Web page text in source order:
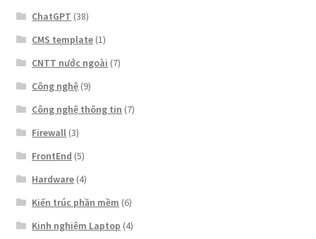
ChatGPT (38)
CMS template (1)
CNTT nước ngoài (7)
Công nghệ (9)
Công nghệ thông tin (7)
Firewall (3)
FrontEnd (5)
Hardware (4)
Kiến trúc phần mềm (6)
Kinh nghiệm Laptop (4)